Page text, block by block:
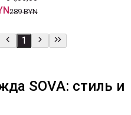
289 BYN
1
SOVA: стиль и